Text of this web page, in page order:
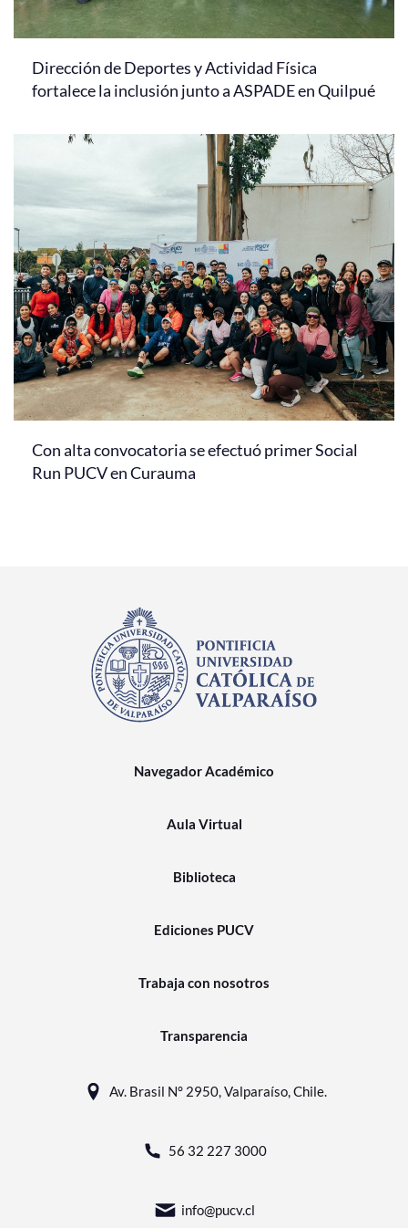
Dirección de Deportes y Actividad Física
fortalece la inclusión junto a ASPADE en Quilpué
Con alta convocatoria se efectuó primer Social
Run PUCV en Curauma
Navegador Académico
Aula Virtual
Biblioteca
Ediciones PUCV
Trabaja con nosotros
Transparencia
Av. Brasil N° 2950, Valparaíso, Chile.
56 32 227 3000
info@pucv.cl